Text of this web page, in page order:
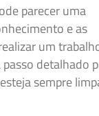
parecer uma
e as
um
detalhado
sempre